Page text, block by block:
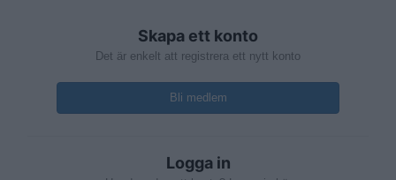
Skapa ett konto
Det är enkelt att registrera ett nytt konto
Bli medlem
Logga in